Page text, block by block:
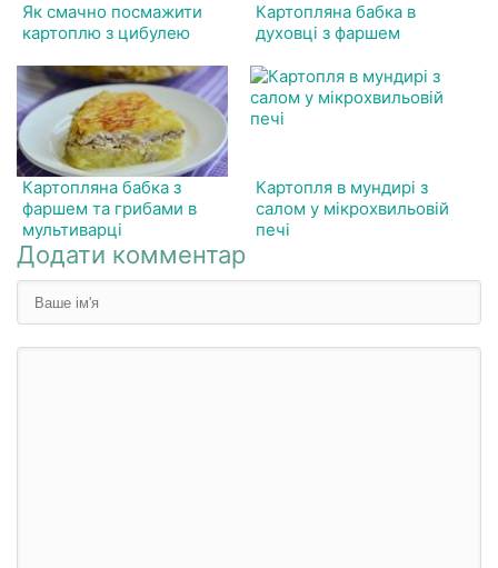
Як смачно посмажити
картоплю з цибулею
Картопляна бабка в
духовці з фаршем
Картопляна бабка з
фаршем та грибами в
мультиварці
Картопля в мундирі з
салом у мікрохвильовій
печі
Додати комментар